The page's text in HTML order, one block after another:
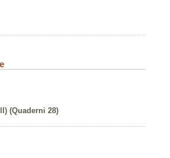
(Quaderni 28)